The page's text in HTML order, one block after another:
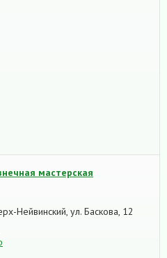
мастерская
Нейвинский, ул. Баскова, 12